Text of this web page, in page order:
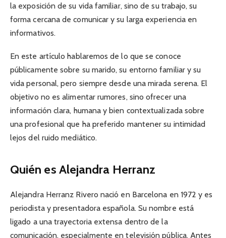
la exposición de su vida familiar, sino de su trabajo, su
forma cercana de comunicar y su larga experiencia en
informativos.
En este artículo hablaremos de lo que se conoce
públicamente sobre su marido, su entorno familiar y su
vida personal, pero siempre desde una mirada serena. El
objetivo no es alimentar rumores, sino ofrecer una
información clara, humana y bien contextualizada sobre
una profesional que ha preferido mantener su intimidad
lejos del ruido mediático.
Quién es Alejandra Herranz
Alejandra Herranz Rivero nació en Barcelona en 1972 y es
periodista y presentadora española. Su nombre está
ligado a una trayectoria extensa dentro de la
comunicación, especialmente en televisión pública. Antes